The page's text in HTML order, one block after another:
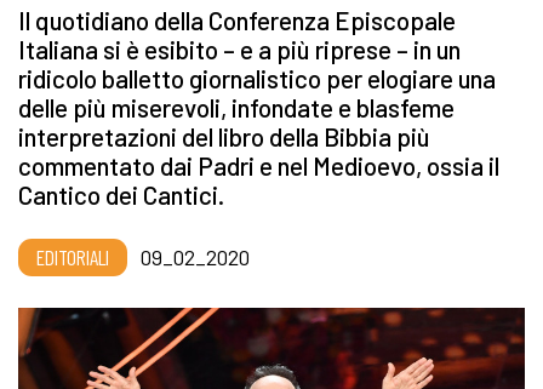
Il quotidiano della Conferenza Episcopale
Italiana si è esibito – e a più riprese – in un
ridicolo balletto giornalistico per elogiare una
delle più miserevoli, infondate e blasfeme
interpretazioni del libro della Bibbia più
commentato dai Padri e nel Medioevo, ossia il
Cantico dei Cantici.
EDITORIALI 09_02_2020